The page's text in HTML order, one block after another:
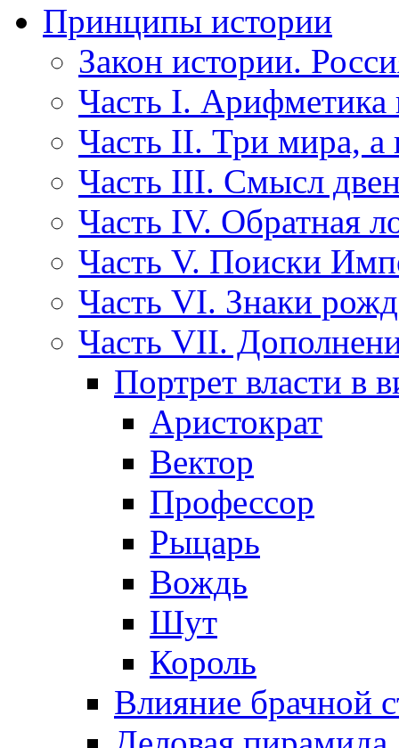
Принципы истории
Закон истории.
Часть I. Арифметика
Часть II. Три мира, а
Часть III. Смысл
Часть IV. Обратная
Часть V. Поиски
Часть VI. Знаки
Часть VII.
Портрет власти в
Аристократ
Вектор
Профессор
Рыцарь
Вождь
Шут
Король
Влияние брачной